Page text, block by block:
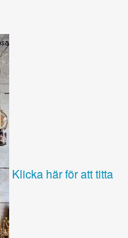
Klicka här för att titta